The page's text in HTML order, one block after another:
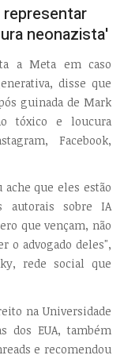
representar
neonazista'
a Meta em caso
disse que
guinada de Mark
tóxico e loucura
Facebook,
que eles estão
autorais sobre IA
que vençam, não
o advogado deles",
rede social que
na Universidade
dos EUA, também
e recomendou